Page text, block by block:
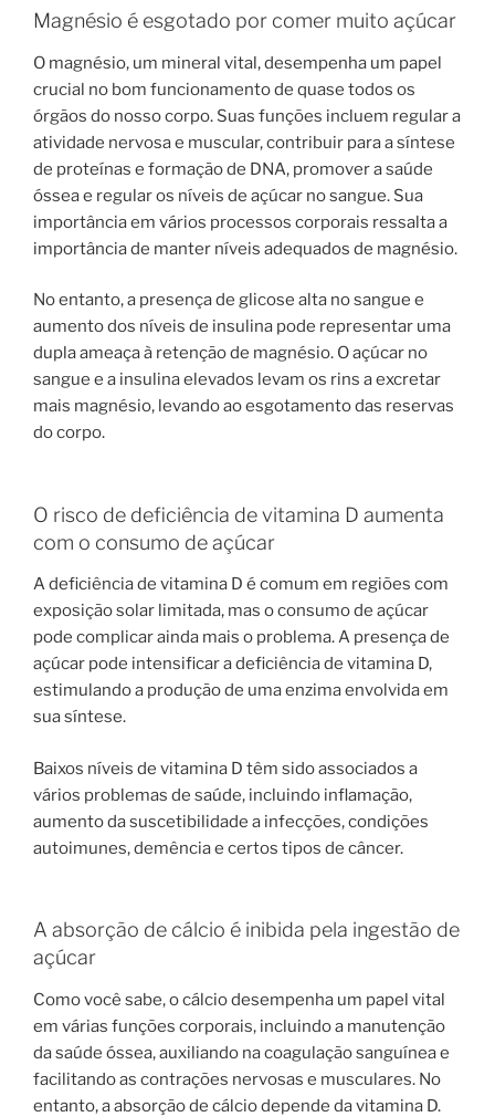
Magnésio é esgotado por comer muito açúcar
O magnésio, um mineral vital, desempenha um papel
crucial no bom funcionamento de quase todos os
órgãos do nosso corpo. Suas funções incluem regular a
atividade nervosa e muscular, contribuir para a síntese
de proteínas e formação de DNA, promover a saúde
óssea e regular os níveis de açúcar no sangue. Sua
importância em vários processos corporais ressalta a
importância de manter níveis adequados de magnésio.
No entanto, a presença de glicose alta no sangue e
aumento dos níveis de insulina pode representar uma
dupla ameaça à retenção de magnésio. O açúcar no
sangue e a insulina elevados levam os rins a excretar
mais magnésio, levando ao esgotamento das reservas
do corpo.
O risco de deficiência de vitamina D aumenta
com o consumo de açúcar
A deficiência de vitamina D é comum em regiões com
exposição solar limitada, mas o consumo de açúcar
pode complicar ainda mais o problema. A presença de
açúcar pode intensificar a deficiência de vitamina D,
estimulando a produção de uma enzima envolvida em
sua síntese.
Baixos níveis de vitamina D têm sido associados a
vários problemas de saúde, incluindo inflamação,
aumento da suscetibilidade a infecções, condições
autoimunes, demência e certos tipos de câncer.
A absorção de cálcio é inibida pela ingestão de
açúcar
Como você sabe, o cálcio desempenha um papel vital
em várias funções corporais, incluindo a manutenção
da saúde óssea, auxiliando na coagulação sanguínea e
facilitando as contrações nervosas e musculares. No
entanto, a absorção de cálcio depende da vitamina D.